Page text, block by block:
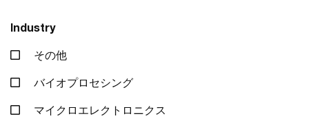
Industry
その他
バイオプロセシング
マイクロエレクトロニクス